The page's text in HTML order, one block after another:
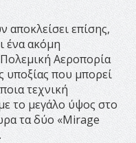
αποκλείσει επίσης,
ένα ακόμη
Αεροπορία
υποξίας που μπορεί
τεχνική
το μεγάλο ύψος στο
τα δύο «Mirage